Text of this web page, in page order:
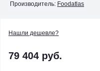
Производитель: Foodatlas
Нашли дешевле?
79 404 руб.